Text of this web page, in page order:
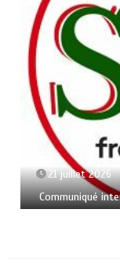
21 juillet 2026
Communiqué